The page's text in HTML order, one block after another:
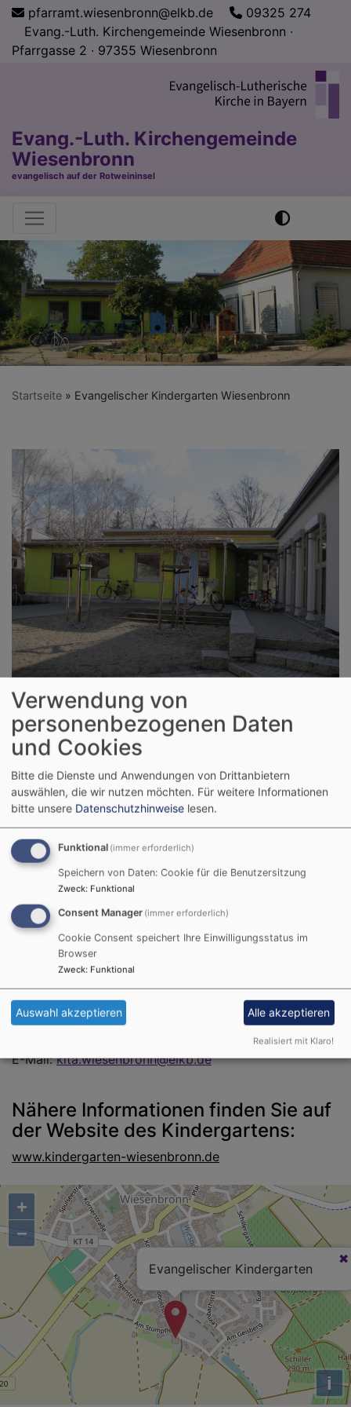
Direkt
Inhalt
pfarramt.wiesenbronn@elkb.de
09325 274
Evang.-Luth. Kirchengemeinde Wiesenbronn ∙
Pfarrgasse 2 ∙ 97355 Wiesenbronn
Evang.-Luth. Kirchengemeinde
Wiesenbronn
evangelisch auf der Rotweininsel
Hauptnavigation
Startseite Evangelischer Kindergarten Wiesenbronn
Bildrechte Kirchengemeinde Wiesenbronn / Esther Meist
Evangelischer Kindergarten Wiesenbronn
Evangelischer Kindergarten
Wiesenbronn
Koboldstraße 33
97355 Wiesenbronn
Telefon: 09325 553
E-Mail: kiga-wiesenbronn@t-online.de
Leitung: Sandra Wittstatt
Träger: Evangelischer
Kindergartenverein Wiesenbronn
Pfarrerin Claudia Jobst (Vorstand)
Pfarrgasse 2
97355 Wiesenbronn
E-Mail:kita.wiesenbronn@elkb.de
Nähere Informationen finden Sie auf
der Website des Kindergartens:
www.kindergarten-wiesenbronn.de
Evangelischer Kindergarten
+
−
i
Verwendung von
personenbezogenen Daten
und Cookies
Bitte die Dienste und Anwendungen von Drittanbietern
auswählen, die wir nutzen möchten. Für weitere Informationen
bitte unsere Datenschutzhinweise lesen.
Funktional (immer erforderlich)
Speichern von Daten: Cookie für die Benutzersitzung
Zweck: Funktional
Consent Manager (immer erforderlich)
Cookie Consent speichert Ihre Einwilligungsstatus im
Browser
Zweck: Funktional
Auswahl akzeptieren Alle akzeptieren
Realisiert mit Klaro!